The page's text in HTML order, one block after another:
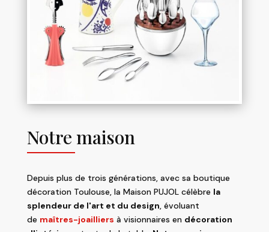
Notre maison
Depuis plus de trois générations, avec sa boutique
décoration Toulouse, la Maison PUJOL célèbre la
splendeur de l'art et du design, évoluant
de maîtres-joailliers à visionnaires en décoration